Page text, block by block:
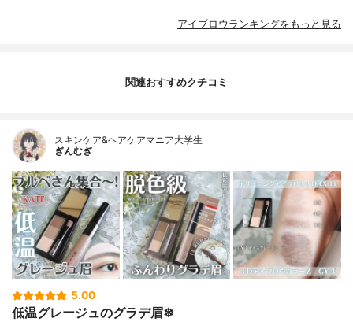
アイブロウランキングをもっと見る
関連おすすめクチコミ
スキンケア&ヘアケアマニア大学生
ぎんむぎ
5.00
低温グレージュのグラデ眉❄